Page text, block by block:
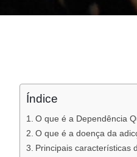
Índice
O que é a Dependência
O que é a doença da
Principais características